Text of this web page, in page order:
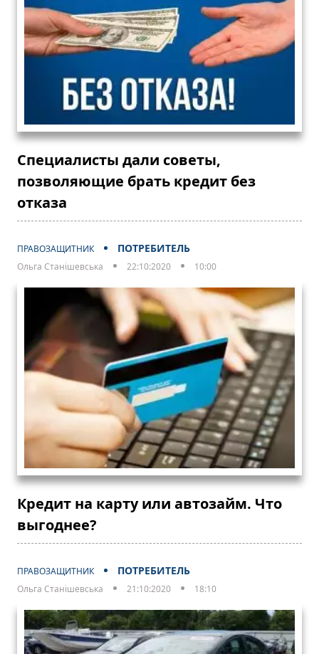
Специалисты дали советы,
позволяющие брать кредит без
отказа
ПРАВОЗАЩИТНИК ПОТРЕБИТЕЛЬ
Ольга Станішевська 22:10:2020 10:00
Кредит на карту или автозайм. Что
выгоднее?
ПРАВОЗАЩИТНИК ПОТРЕБИТЕЛЬ
Ольга Станішевська 21:10:2020 18:10